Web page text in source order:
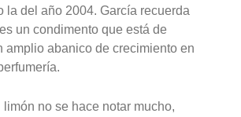
la del año 2004. García recuerda
un condimento que está de
amplio abanico de crecimiento en
no se hace notar mucho,